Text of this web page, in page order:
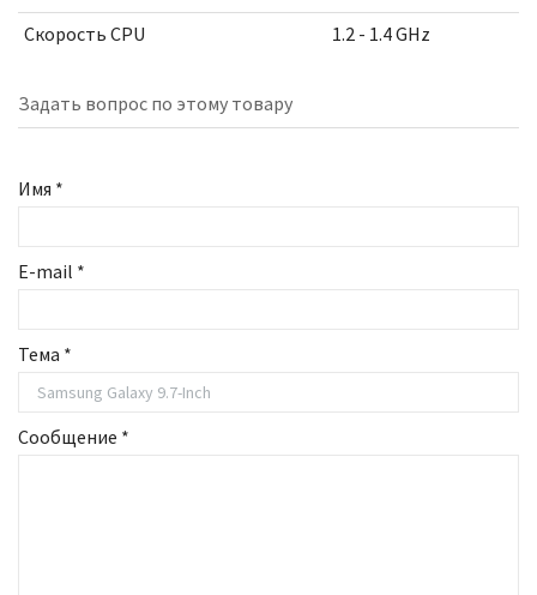
Скорость CPU
1.2 - 1.4 GHz
Задать вопрос по этому товару
Имя *
E-mail *
Тема *
Сообщение *